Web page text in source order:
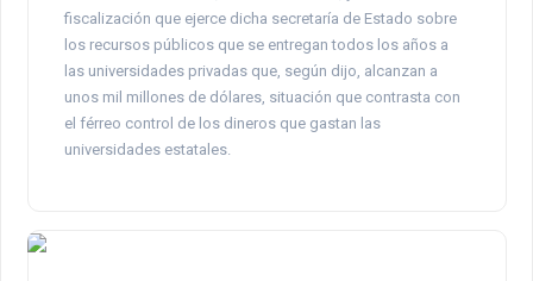
fiscalización que ejerce dicha secretaría de Estado sobre
los recursos públicos que se entregan todos los años a
las universidades privadas que, según dijo, alcanzan a
unos mil millones de dólares, situación que contrasta con
el férreo control de los dineros que gastan las
universidades estatales.